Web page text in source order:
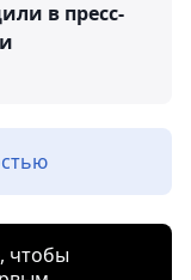
в пресс-
чтобы